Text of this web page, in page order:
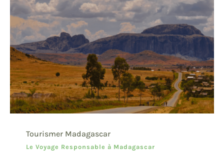
Tourismer Madagascar
Le Voyage Responsable à Madagascar